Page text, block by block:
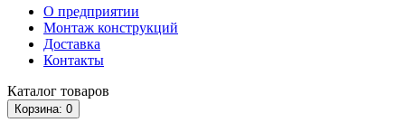
О предприятии
Монтаж конструкций
Доставка
Контакты
Каталог товаров
Корзина: 0